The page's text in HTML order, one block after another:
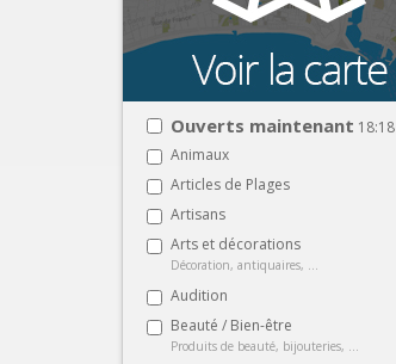
Ouverts maintenant 18:18
Animaux
Articles de Plages
Artisans
Arts et décorations
Décoration, antiquaires, ...
Audition
Beauté / Bien-être
Produits de beauté, bijouteries, ...